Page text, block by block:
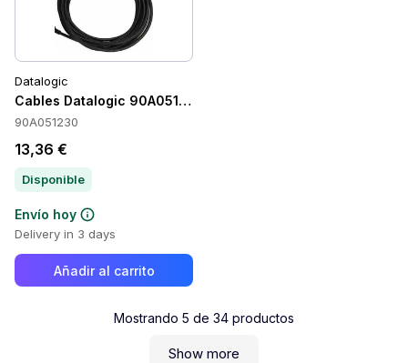
Datalogic
Cables Datalogic 90A051230
90A051230
13,36 €
Disponible
Envío hoy
Delivery in 3 days
Añadir al carrito
Mostrando 5 de 34 productos
Show more